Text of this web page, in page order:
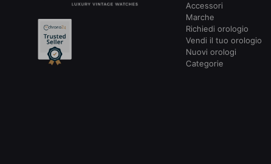
Accessori
Marche
Richiedi orologio
Vendi il tuo orologio
Nuovi orologi
Categorie